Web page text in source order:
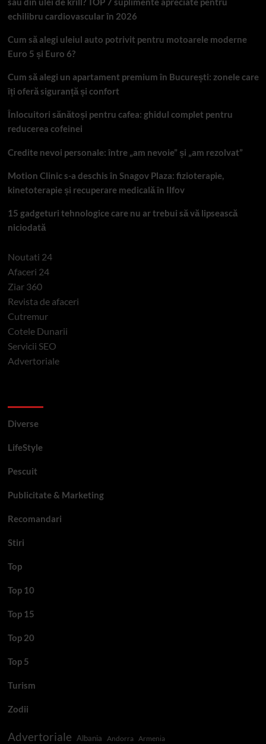
echilibru cardiovascular în 2026
Cum să alegi uleiul auto potrivit pentru motoarele moderne
Euro 5 și Euro 6?
Cum să alegi un apartament premium în București: zonele care
îți oferă siguranță și confort
Înlocuitori sănătoși pentru cafea: ghidul complet pentru
reducerea cofeinei
Credite nevoi personale: între „am nevoie” și „am rezolvat”
Motion Clinic s-a deschis în Snagov Plaza: fizioterapie,
kinetoterapie și recuperare medicală în Ilfov
15 gadgeturi tehnologice care nu ar trebui să vă lipsească
niciodată
Noutati 24
Afaceri 24
Ziar 360
Revista de afaceri
Cutremur
Cotele Dunarii
Servicii SEO
Advertoriale
Diverse
LifeStyle
Pescuit
Publicitate & Marketing
Recomandari
Stiri
Top
Top 10
Top 15
Top 20
Top 5
Turism
Zodii
Advertoriale Albania Andorra Armenia